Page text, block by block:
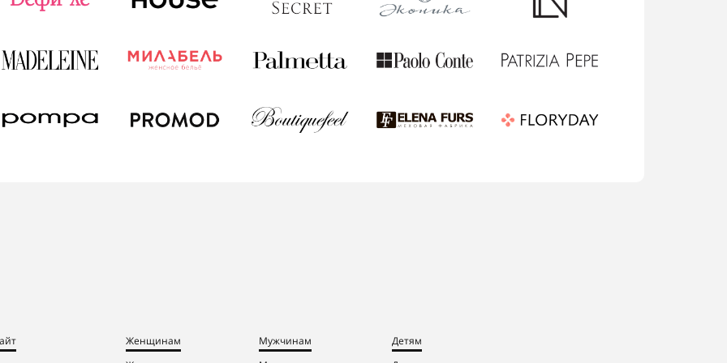
Женщинам
Мужчинам
Детям